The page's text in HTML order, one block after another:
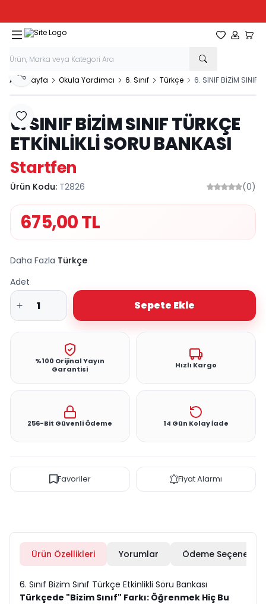
Favorilerim
Hesabım
Ana Sayfa Okula Yardımcı 6. Sınıf Türkçe 6. SINIF BİZİM SINIF
Favoriye Ekle
Paylaş
6. SINIF BİZİM SINIF TÜRKÇE
ETKİNLİKLİ SORU BANKASI
Startfen
Ürün Kodu: T2826 (0)
675,00TL
Daha Fazla Türkçe
Adet
Sepete Ekle
%100 Orijinal Yayın
Garantisi
Hızlı Kargo
256-Bit Güvenli Ödeme 14 Gün Kolay İade
Favoriler Fiyat Alarmı
Ürün Özellikleri Yorumlar Ödeme Seçenekleri
6. Sınıf Bizim Sınıf Türkçe Etkinlikli Soru Bankası
Türkçede "Bizim Sınıf" Farkı: Öğrenmek Hiç Bu